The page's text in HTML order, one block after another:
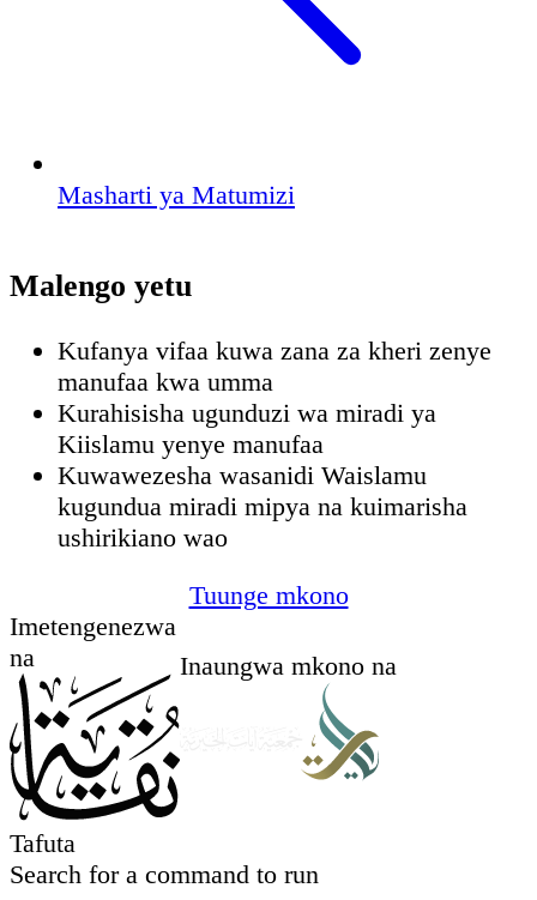
Masharti ya Matumizi
Malengo yetu
Kufanya vifaa kuwa zana za kheri zenye
manufaa kwa umma
Kurahisisha ugunduzi wa miradi ya
Kiislamu yenye manufaa
Kuwawezesha wasanidi Waislamu
kugundua miradi mipya na kuimarisha
ushirikiano wao
Tuunge mkono
Imetengenezwa
na
Inaungwa mkono na
Tafuta
Search for a command to run